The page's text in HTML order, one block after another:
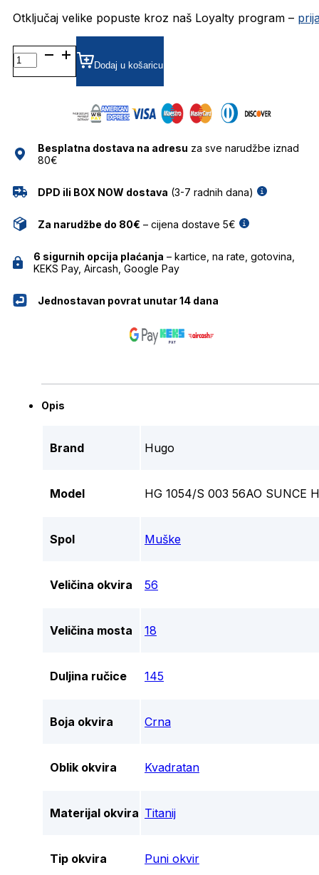
Otključaj velike popuste kroz naš Loyalty program –
HG
1054/S
003
Dodaj u košaricu
Besplatna dostava na adresu za sve narudžbe iznad
80€
DPD ili BOX NOW dostava (3-7 radnih dana)
Za narudžbe do 80€ – cijena dostave 5€
6 sigurnih opcija plaćanja – kartice, na rate, gotovina,
KEKS Pay, Aircash, Google Pay
Jednostavan povrat unutar 14 dana
Opis
Brand Hugo
Model HG 1054/S 003 56AO SUNCE
Spol Muške
Veličina okvira 56
Veličina mosta 18
Duljina ručice 145
Boja okvira Crna
Oblik okvira Kvadratan
Materijal okvira Titanij
Tip okvira Puni okvir